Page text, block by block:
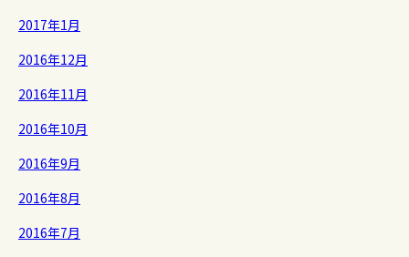
2017年1月
2016年12月
2016年11月
2016年10月
2016年9月
2016年8月
2016年7月